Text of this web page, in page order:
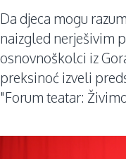
Kolumne
Lične priče
Saradnja sa
Da djeca mogu
naizgled nerješivim
osnovnoškolci iz
preksinoć izveli
"Forum teatar: